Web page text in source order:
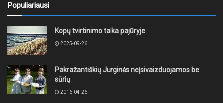
Populiariausi
Kopų tvirtinimo talka pajūryje
2025-09-26
Pakražantiškių Jurginės neįsivaizduojamos be
sūrių
2016-04-26